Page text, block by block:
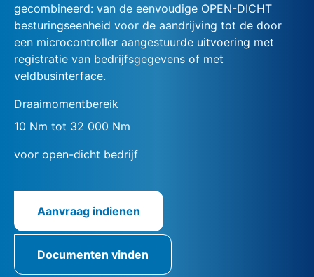
gecombineerd: van de eenvoudige OPEN-DICHT
besturingseenheid voor de aandrijving tot de door
een microcontroller aangestuurde uitvoering met
registratie van bedrijfsgegevens of met
veldbusinterface.
Draaimomentbereik
10 Nm tot 32 000 Nm
voor open-dicht bedrijf
Aanvraag indienen
Documenten vinden